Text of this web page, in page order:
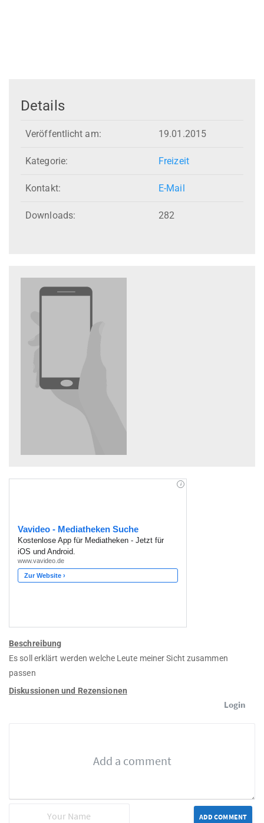
Details
Veröffentlicht am: 19.01.2015
Kategorie: Freizeit
Kontakt: E-Mail
Downloads: 282
Beschreibung
Es soll erklärt werden welche Leute meiner Sicht zusammen
passen
Diskussionen und Rezensionen
Login
ADD COMMENT